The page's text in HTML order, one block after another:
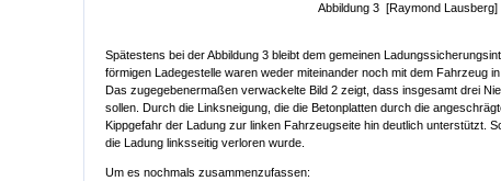
Abbildung 3 [Raymond Lausberg]
Spätestens bei der Abbildung 3 bleibt dem gemeinen
förmigen Ladegestelle waren weder miteinander noch mit dem Fahrzeug
Das zugegebenermaßen verwackelte Bild 2 zeigt, dass insgesamt drei
sollen. Durch die Linksneigung, die die Betonplatten durch die
Kippgefahr der Ladung zur linken Fahrzeugseite hin deutlich unterstützt.
die Ladung linksseitig verloren wurde.
Um es nochmals zusammenzufassen: